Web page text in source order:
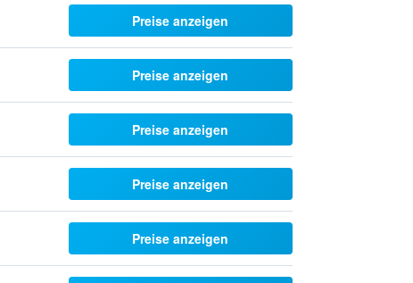
Preise anzeigen
Preise anzeigen
Preise anzeigen
Preise anzeigen
Preise anzeigen